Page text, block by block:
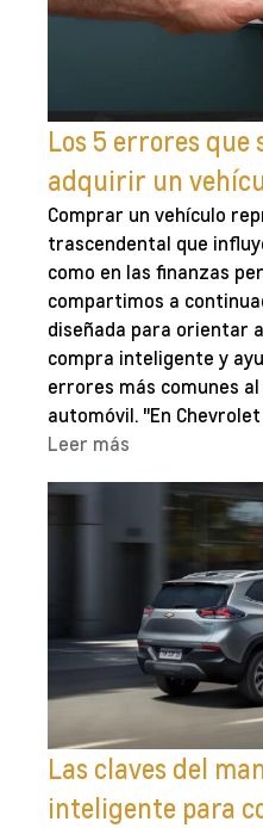
Los 5 errores que
adquirir un
Comprar un vehículo
trascendental que
como en las finanzas
compartimos a
diseñada para orientar
compra inteligente y
errores más comunes
automóvil. "En
Leer más
Las claves del
inteligente para